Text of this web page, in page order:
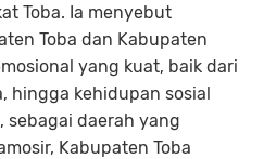
Toba. Ia menyebut
Toba dan Kabupaten
yang kuat, baik dari
hingga kehidupan sosial
sebagai daerah yang
Kabupaten Toba